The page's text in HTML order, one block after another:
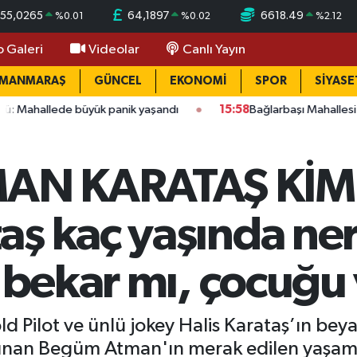
55,0265 %0.01 64,1897 %0.02 6618.49 %2.12
Galeri Videolar Canlı Yayın
GÜNCEL EKONOMİ SPOR
panik yaşandı 15:58Bağlarbaşı Mahallesi'nde 101.
KARATAŞ
kaç yaşında
mı, çocuğu
Pilot ve ünlü jokey Halis Karataş’ın
Begüm Atman'ın merak edilen